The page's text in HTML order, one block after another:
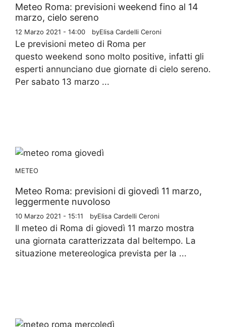
Meteo Roma: previsioni weekend fino al 14
marzo, cielo sereno
12 Marzo 2021 - 14:00 byElisa Cardelli Ceroni
Le previsioni meteo di Roma per
questo weekend sono molto positive, infatti gli
esperti annunciano due giornate di cielo sereno.
Per sabato 13 marzo ...
METEO
Meteo Roma: previsioni di giovedì 11 marzo,
leggermente nuvoloso
10 Marzo 2021 - 15:11 byElisa Cardelli Ceroni
Il meteo di Roma di giovedì 11 marzo mostra
una giornata caratterizzata dal beltempo. La
situazione metereologica prevista per la ...